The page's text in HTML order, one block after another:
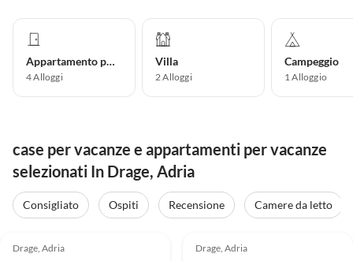
Appartamento per vacanze
4Alloggi
Villa
2Alloggi
Campeggio
1Alloggio
case per vacanze e appartamenti per vacanze
selezionati In Drage, Adria
Consigliato Ospiti Recensione
Camere da letto
Drage, Adria Drage, Adria